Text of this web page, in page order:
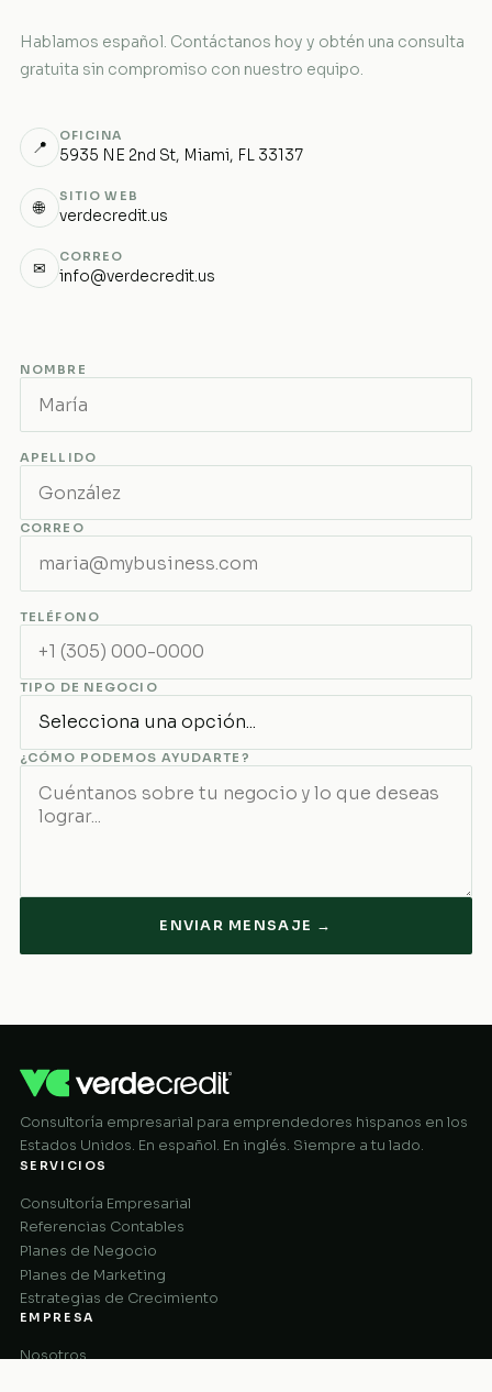
Hablamos español. Contáctanos hoy y obtén una consulta
gratuita sin compromiso con nuestro equipo.
📍
OFICINA
5935 NE 2nd St, Miami, FL 33137
🌐
SITIO WEB
verdecredit.us
✉
CORREO
info@verdecredit.us
NOMBRE
APELLIDO
CORREO
TELÉFONO
TIPO DE NEGOCIO
¿CÓMO PODEMOS AYUDARTE?
ENVIAR MENSAJE →
Consultoría empresarial para emprendedores hispanos en los
Estados Unidos. En español. En inglés. Siempre a tu lado.
SERVICIOS
Consultoría Empresarial
Referencias Contables
Planes de Negocio
Planes de Marketing
Estrategias de Crecimiento
EMPRESA
Nosotros